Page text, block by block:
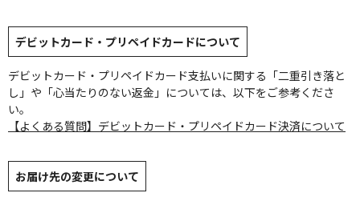
デビットカード・プリペイドカードについて
デビットカード・プリペイドカード支払いに関する「二重引き落と
し」や「心当たりのない返金」については、以下をご参考くださ
い。
【よくある質問】デビットカード・プリペイドカード決済について
お届け先の変更について